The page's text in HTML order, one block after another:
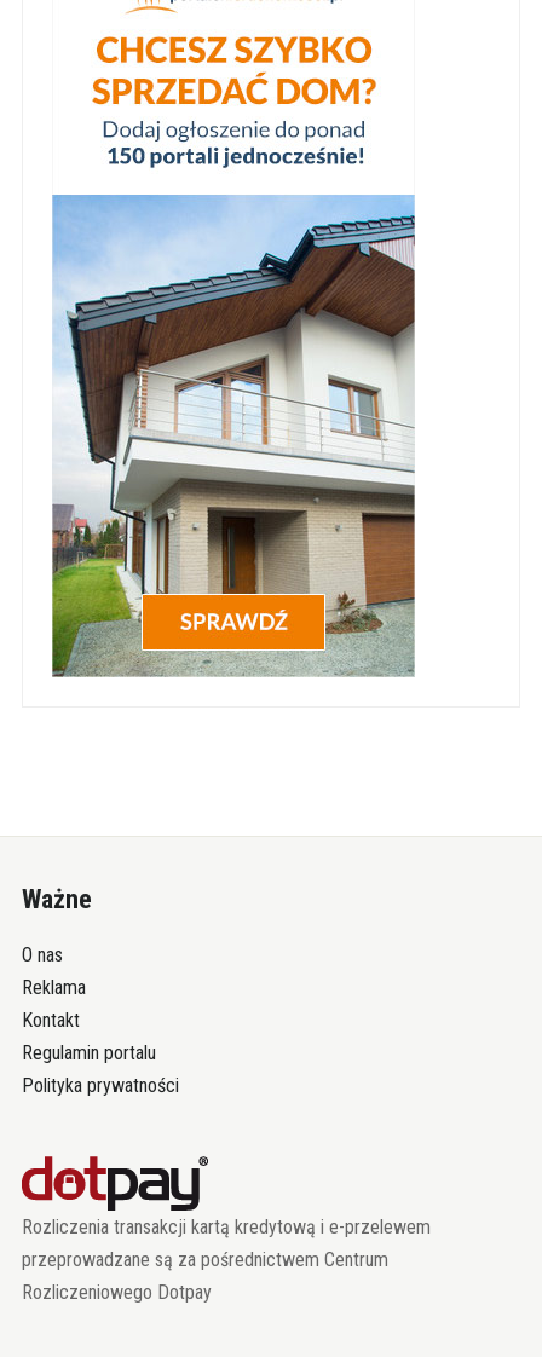
Ważne
O nas
Reklama
Kontakt
Regulamin portalu
Polityka prywatności
Rozliczenia transakcji kartą kredytową i e-przelewem
przeprowadzane są za pośrednictwem Centrum
Rozliczeniowego Dotpay